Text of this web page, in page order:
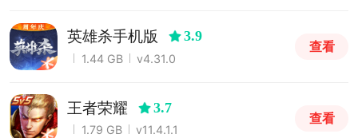
英雄杀手机版 3.9
1.44 GB v4.31.0
查看
王者荣耀 3.7
1.79 GB v11.4.1.1
查看